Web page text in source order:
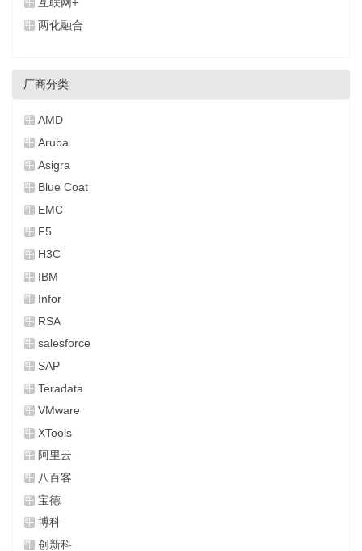
互联网+
两化融合
厂商分类
AMD
Aruba
Asigra
Blue Coat
EMC
F5
H3C
IBM
Infor
RSA
salesforce
SAP
Teradata
VMware
XTools
阿里云
八百客
宝德
博科
创新科